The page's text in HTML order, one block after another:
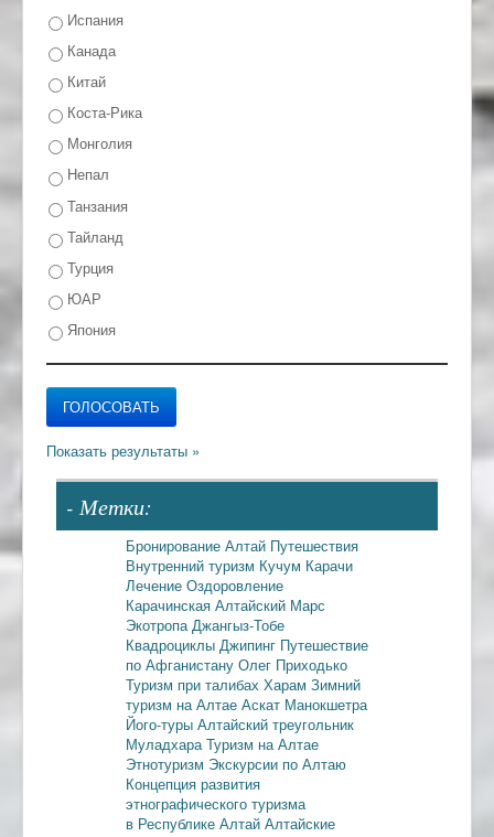
Испания
Канада
Китай
Коста-Рика
Монголия
Непал
Танзания
Тайланд
Турция
ЮАР
Япония
- Метки:
Бронирование Алтай Путешествия
Внутренний туризм Кучум Карачи
Лечение Оздоровление
Карачинская Алтайский Марс
ЭкотропаДжангыз-Тобе
Квадроциклы Джипинг Путешествие
по Афганистану Олег Приходько
Туризм при талибах Харам Зимний
туризм на Алтае Аскат Манокшетра
Його-туры Алтайский треугольник
МуладхараТуризм на Алтае
Этнотуризм Экскурсии по Алтаю
Концепция развития
этнографического туризма
в Республике Алтай Алтайские